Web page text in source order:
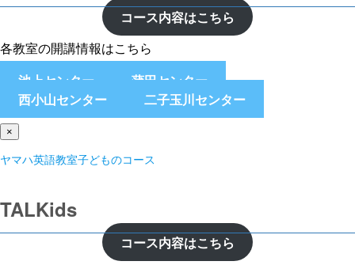
コース内容はこちら
各教室の開講情報はこちら
池上センター
蒲田センター
西小山センター
二子玉川センター
×
ヤマハ英語教室子どものコース
TALKids
コース内容はこちら